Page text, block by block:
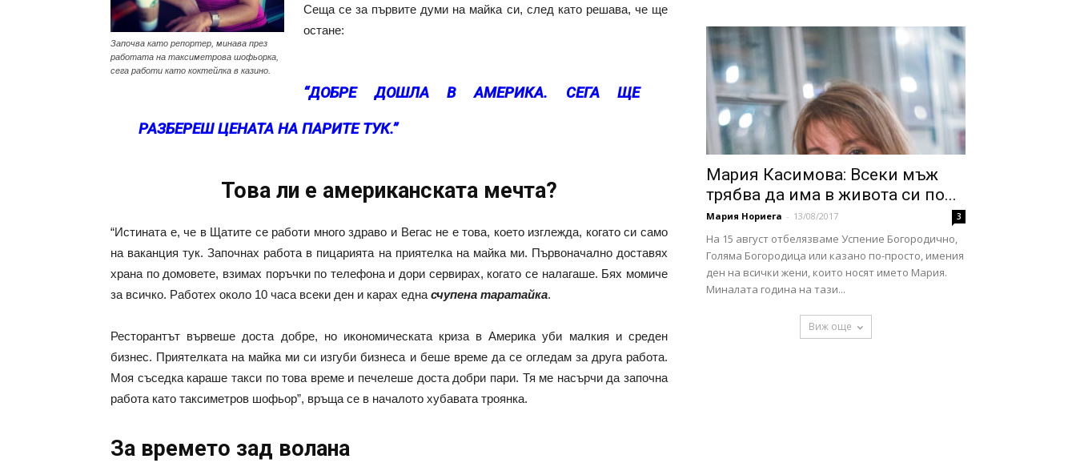
Започва като репортер, минава през
работата на таксиметрова шофьорка,
сега работи като коктейлка в казино.
Сеща се за първите думи на майка си, след като решава, че ще
остане:
“ДОБРЕ ДОШЛА В АМЕРИКА. СЕГА ЩЕ
РАЗБЕРЕШ ЦЕНАТА НА ПАРИТЕ ТУК.”
Това ли е американската мечта?
“Истината е, че в Щатите се работи много здраво и Вегас не е това, което изглежда, когато си само
на ваканция тук. Започнах работа в пицарията на приятелка на майка ми. Първоначално доставях
храна по домовете, взимах поръчки по телефона и дори сервирах, когато се налагаше. Бях момиче
за всичко. Работех около 10 часа всеки ден и карах една счупена таратайка.
Ресторантът вървеше доста добре, но икономическата криза в Америка уби малкия и среден
бизнес. Приятелката на майка ми си изгуби бизнеса и беше време да се огледам за друга работа.
Моя съседка караше такси по това време и печелеше доста добри пари. Тя ме насърчи да започна
работа като таксиметров шофьор”, връща се в началото хубавата троянка.
За времето зад волана
Мария Касимова: Всеки мъж
трябва да има в живота си по...
Мария Нориега - 13/08/2017 3
На 15 август отбелязваме Успение Богородично,
Голяма Богородица или казано по-просто, имения
ден на всички жени, които носят името Мария.
Миналата година на тази...
Виж още